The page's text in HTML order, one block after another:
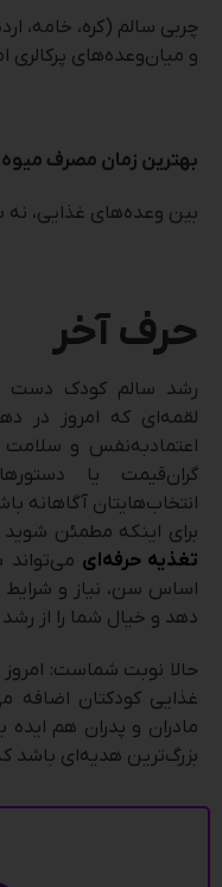
چربی سالم (کره، خامه،
و میان‌وعده‌های پرکالری
بهترین زمان مصرف
بین وعده‌های غذایی، نه
حرف آخر
رشد سالم کودک
لقمه‌ای که امروز در
اعتمادبه‌نفس و
گران‌قیمت یا
انتخاب‌هایتان آگاهانه
برای اینکه مطمئن
تغذیه حرفه‌ای می‌تواند
اساس سن، نیاز و شرایط
دهد و خیال شما را از
حالا نوبت شماست: امروز
غذایی کودکتان اضافه
مادران و پدران هم
بزرگ‌ترین هدیه‌ای باشد